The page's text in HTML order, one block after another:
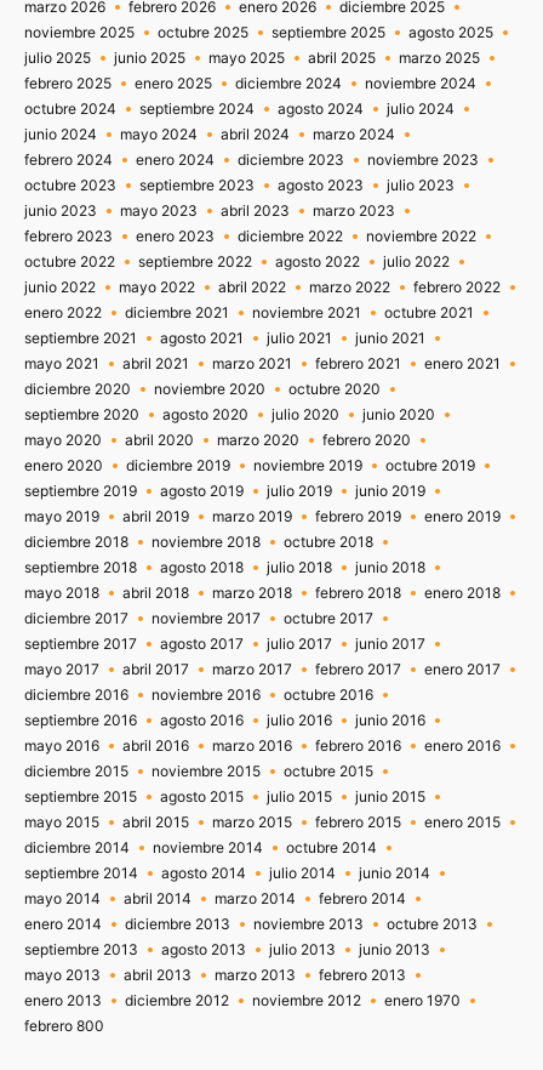
marzo 2026
febrero 2026 enero 2026
diciembre 2025
noviembre 2025
octubre 2025 septiembre 2025
agosto 2025
julio 2025
junio 2025 mayo 2025 abril 2025
marzo 2025
febrero 2025
enero 2025 diciembre 2024
noviembre 2024
octubre 2024
septiembre 2024 agosto 2024
julio 2024
junio 2024
mayo 2024 abril 2024
marzo 2024
febrero 2024
enero 2024 diciembre 2023
noviembre 2023
octubre 2023
septiembre 2023 agosto 2023
julio 2023
junio 2023
mayo 2023 abril 2023
marzo 2023
febrero 2023
enero 2023 diciembre 2022
noviembre 2022
octubre 2022
septiembre 2022 agosto 2022
julio 2022
junio 2022
mayo 2022 abril 2022 marzo 2022
febrero 2022
enero 2022
diciembre 2021 noviembre 2021
octubre 2021
septiembre 2021
agosto 2021 julio 2021
junio 2021
mayo 2021
abril 2021 marzo 2021 febrero 2021
enero 2021
diciembre 2020
noviembre 2020
octubre 2020
septiembre 2020
agosto 2020 julio 2020
junio 2020
mayo 2020
abril 2020 marzo 2020
febrero 2020
enero 2020
diciembre 2019 noviembre 2019
octubre 2019
septiembre 2019
agosto 2019 julio 2019
junio 2019
mayo 2019
abril 2019 marzo 2019 febrero 2019
enero 2019
diciembre 2018
noviembre 2018
octubre 2018
septiembre 2018
agosto 2018 julio 2018
junio 2018
mayo 2018
abril 2018 marzo 2018 febrero 2018
enero 2018
diciembre 2017
noviembre 2017
octubre 2017
septiembre 2017
agosto 2017 julio 2017
junio 2017
mayo 2017
abril 2017 marzo 2017 febrero 2017
enero 2017
diciembre 2016
noviembre 2016
octubre 2016
septiembre 2016
agosto 2016 julio 2016
junio 2016
mayo 2016
abril 2016 marzo 2016 febrero 2016
enero 2016
diciembre 2015
noviembre 2015
octubre 2015
septiembre 2015
agosto 2015 julio 2015
junio 2015
mayo 2015
abril 2015 marzo 2015 febrero 2015
enero 2015
diciembre 2014
noviembre 2014
octubre 2014
septiembre 2014
agosto 2014 julio 2014
junio 2014
mayo 2014
abril 2014 marzo 2014
febrero 2014
enero 2014
diciembre 2013 noviembre 2013
octubre 2013
septiembre 2013
agosto 2013 julio 2013
junio 2013
mayo 2013
abril 2013 marzo 2013
febrero 2013
enero 2013
diciembre 2012 noviembre 2012
enero 1970
febrero 800